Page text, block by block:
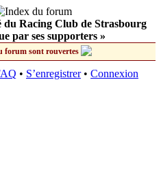
du Racing Club de Strasbourg
par ses supporters »
forum sont rouvertes
• S’enregistrer• Connexion